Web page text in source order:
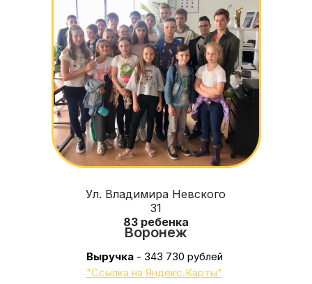
Воронеж
Ул. Владимира Невского
31
83 ребенка
Выручка- 343 730 рублей
"Ссылка на Яндекс.Карты"